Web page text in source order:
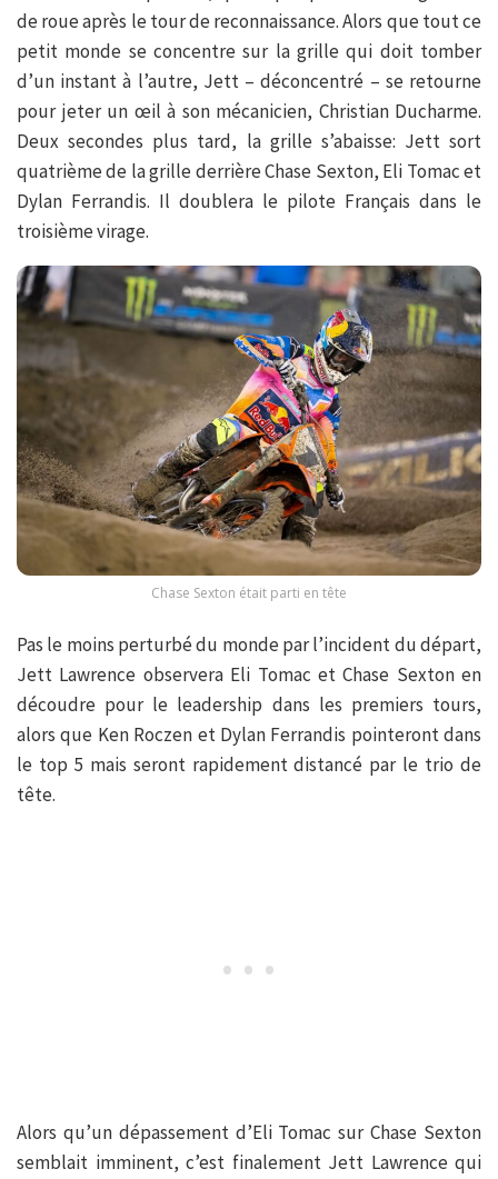
de roue après le tour de reconnaissance. Alors que tout ce
petit monde se concentre sur la grille qui doit tomber
d’un instant à l’autre, Jett – déconcentré – se retourne
pour jeter un œil à son mécanicien, Christian Ducharme.
Deux secondes plus tard, la grille s’abaisse: Jett sort
quatrième de la grille derrière Chase Sexton, Eli Tomac et
Dylan Ferrandis. Il doublera le pilote Français dans le
troisième virage.
Chase Sexton était parti en tête
Pas le moins perturbé du monde par l’incident du départ,
Jett Lawrence observera Eli Tomac et Chase Sexton en
découdre pour le leadership dans les premiers tours,
alors que Ken Roczen et Dylan Ferrandis pointeront dans
le top 5 mais seront rapidement distancé par le trio de
tête.
Alors qu’un dépassement d’Eli Tomac sur Chase Sexton
semblait imminent, c’est finalement Jett Lawrence qui